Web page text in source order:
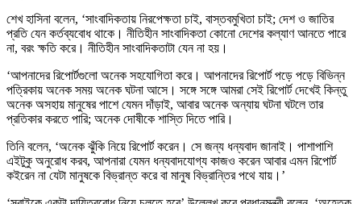
শেখ হাসিনা বলেন, ‘সাংবাদিকতায় নিরপেক্ষতা চাই, বাস্তবমুখিতা চাই; দেশ ও জাতির
প্রতি যেন কর্তব্যবোধ থাকে। নীতিহীন সাংবাদিকতা কোনো দেশের কল্যাণ আনতে পারে
না, বরং ক্ষতি করে। নীতিহীন সাংবাদিকতাটা যেন না হয়।
‘আপনাদের রিপোর্টগুলো অনেক সহযোগিতা করে। আপনাদের রিপোর্ট পড়ে পড়ে বিভিন্ন
পত্রিকায় অনেক সময় অনেক ঘটনা আসে। সঙ্গে সঙ্গে আমরা সেই রিপোর্ট দেখেই কিন্তু
অনেক অসহায় মানুষের পাশে যেমন দাঁড়াই, আবার অনেক অন্যায় ঘটনা ঘটলে তার
প্রতিকার করতে পারি; অনেক দোষীকে শাস্তি দিতে পারি।
তিনি বলেন, ‘অনেক ঝুঁকি নিয়ে রিপোর্ট করেন। সে জন্য ধন্যবাদ জানাই। পাশাপাশি
এইটুকু অনুরোধ করব, আপনারা যেমন ধন্যবাদযোগ্য কাজও করেন আবার এমন রিপোর্ট
কইরেন না যেটা মানুষকে বিভ্রান্ত করে বা মানুষ বিভ্রান্তির পথে যায়।’